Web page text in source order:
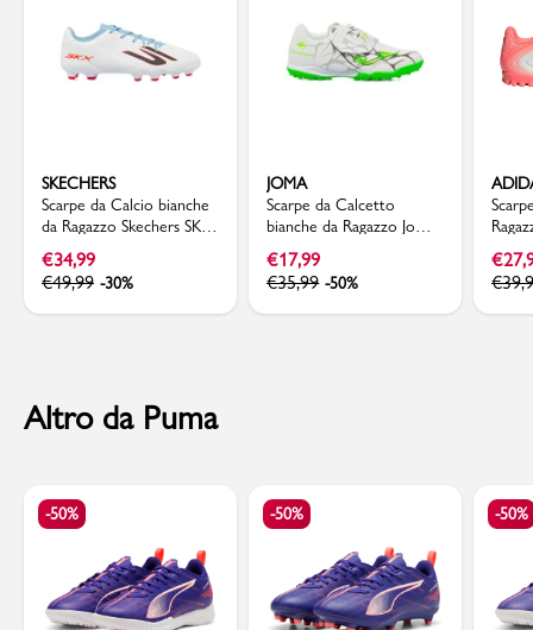
SKECHERS
Scarpe da Calcio bianche
da Ragazzo Skechers SKX
2
€34,99
€49,99 -30%
JOMA
Scarpe da Calcetto
bianche da Ragazzo Joma
Supercopa con strappo
€17,99
€35,99 -50%
€
€
Altro da Puma
-50% -50% -50%